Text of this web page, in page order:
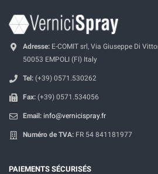
Adresse: E-COMIT srl, Via Giuseppe Di
50053 EMPOLI (FI) Italy
Tel: (+39) 0571.530262
Fax: (+39) 0571.534056
Email: info@vernicispray.fr
Numéro de TVA: FR 54 841181977
PAIEMENTS SÉCURISÉS